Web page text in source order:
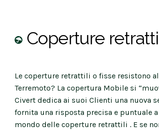
Coperture
Le coperture retrattili o fisse resistono
Terremoto? La copertura Mobile si
Civert dedica ai suoi Clienti una nuova
fornita una risposta precisa e puntuale
mondo delle coperture retrattili . E se